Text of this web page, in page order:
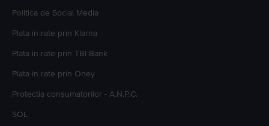
Politica de Social Media
Plata in rate prin Klarna
Plata in rate prin TBI Bank
Plata in rate prin Oney
Protectia consumatorilor - A.N.P.C.
SOL